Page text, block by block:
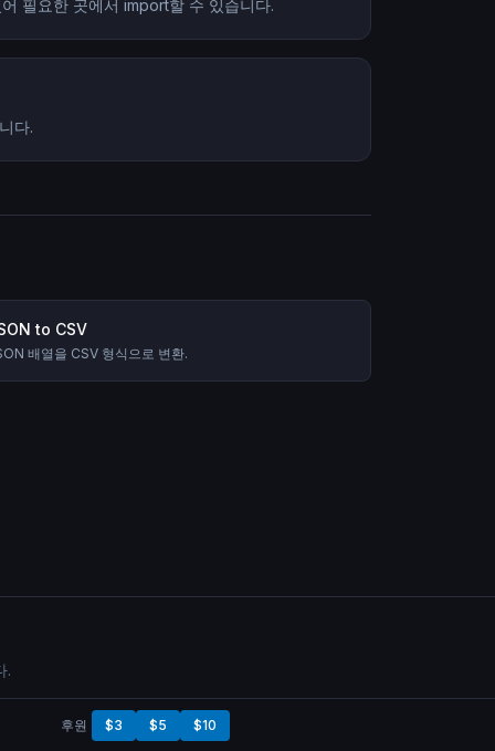
필요한 곳에서 import할 수 있습니다.
다.
to CSV
배열을 CSV 형식으로 변환.
.
후원 $3 $5 $10